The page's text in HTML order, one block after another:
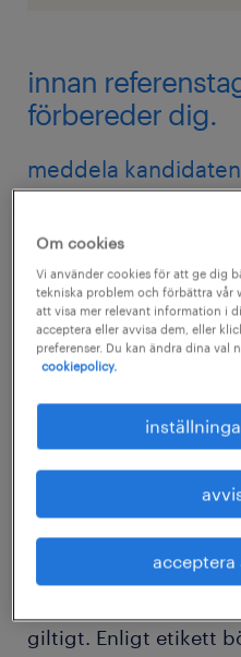
innan
förbereder dig.
meddela
Detta är självklart om
referenser i sin
meddelas när du ber
kontaktuppgifter
Finns referensernas
kandidatens ansökan
som arbetsgivareett
hantera dessa
detta fall finns även
arbetsgivare och en
giltigt. Enligt etikett
Om cookies
Vi använder cookies för att ge dig
tekniska problem och förbättra vår
att visa mer relevant information i
acceptera eller avvisa dem, eller
preferenser. Du kan ändra dina val
cookiepolicy.
acceptera